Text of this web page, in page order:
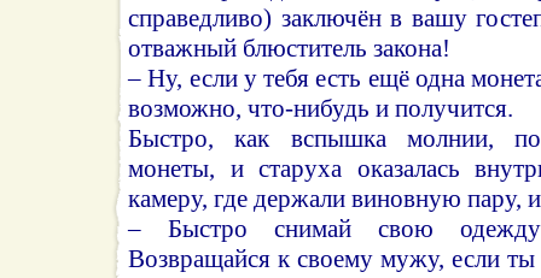
справедливо) заключён в вашу
отважный блюститель закона!
– Ну, если у тебя есть ещё одна
возможно, что-нибудь и получится.
Быстро, как вспышка молнии,
монеты, и старуха оказалась
камеру, где держали виновную пару,
– Быстро снимай свою
Возвращайся к своему мужу, если ты